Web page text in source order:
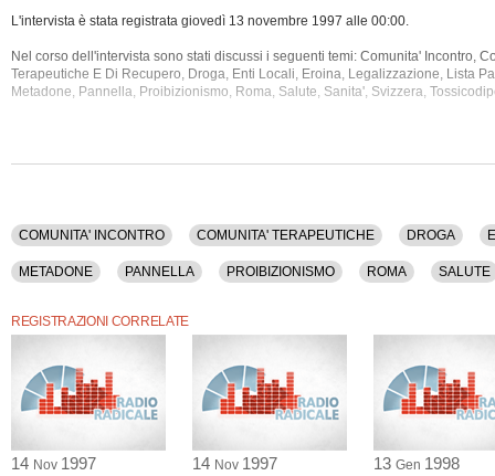
L'intervista è stata registrata giovedì 13 novembre 1997 alle 00:00.
Nel corso dell'intervista sono stati discussi i seguenti temi: Comunita' Incontro,
Terapeutiche E Di Recupero, Droga, Enti Locali, Eroina, Legalizzazione, Lista
Metadone, Pannella, Proibizionismo, Roma, Salute, Sanita', Svizzera,
COMUNITA' INCONTRO COMUNITA' TERAPEUTICHE DROGA
METADONE PANNELLA PROIBIZIONISMO ROMA SALUTE
REGISTRAZIONI CORRELATE
14 Nov 1997 14 Nov 1997 13 Gen 1998